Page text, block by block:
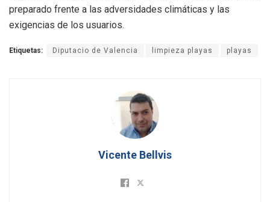
preparado frente a las adversidades climáticas y las
exigencias de los usuarios.
Etiquetas: Diputacio de Valencia limpieza playas playas
Vicente Bellvis